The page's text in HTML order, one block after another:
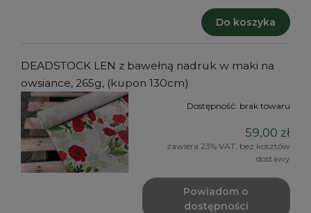
Do koszyka
DEADSTOCK LEN z bawełną nadruk w maki na
owsiance, 265g, (kupon 130cm)
Dostępność: brak towaru
59,00 zł
zawiera 23% VAT, bez kosztów
dostawy
Powiadom o
dostępności